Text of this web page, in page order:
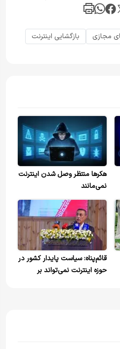
مجازی بازگشایی اینترنت
هکرها منتظر وصل شدن اینترنت
نمی‌مانند
قائم‌پناه: سیاست پایدار کشور در
حوزه اینترنت نمی‌تواند بر